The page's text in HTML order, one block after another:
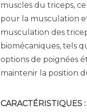
muscles du triceps,
pour la musculation
musculation des
biomécaniques, tels
options de poignées
maintenir la position
CARACTÉRISTIQUES :